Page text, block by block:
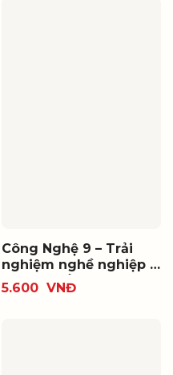
Công Nghệ 9 – Trải
nghiệm nghề nghiệp –
Mô đun Lắp đặt mạng
điện trong nhà (Bộ
5.600 VNĐ